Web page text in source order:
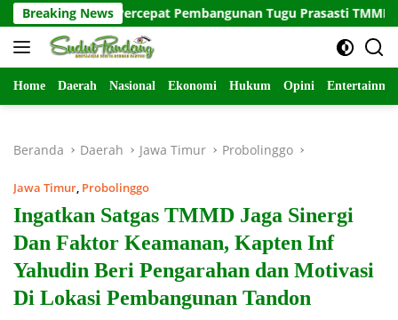
Langsung
ke
konten
Breaking News
Percepat Pembangunan Tugu Prasasti TMMD ke-129
Home Daerah Nasional Ekonomi Hukum Opini
Beranda Daerah Jawa Timur Probolinggo
Jawa Timur, Probolinggo
Ingatkan Satgas TMMD Jaga Sinergi
Dan Faktor Keamanan, Kapten Inf
Yahudin Beri Pengarahan dan Motivasi
Di Lokasi Pembangunan Tandon